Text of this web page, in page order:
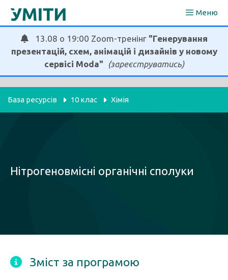
Перейти
Меню
13.08 о 19:00 Zoom-тренінг "Генерування
презентацій, схем, анімацій і дизайнів у новому
сервісі Moda"
(зареєструватись)
База ресурсів 10 клас Хімія
Нітрогеновмісні органічні сполуки
Зміст за програмою